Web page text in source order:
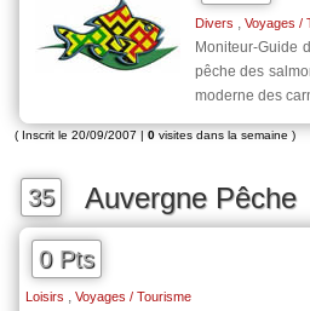
Divers , Voyages /
Moniteur-Guide
pêche des
moderne des
( Inscrit le 20/09/2007 | 0 visites dans la semaine )
35 Auvergne Pêche
0 Pts
Loisirs , Voyages / Tourisme